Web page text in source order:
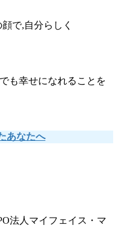
で,自分らしく
も幸せになれることを
あなたへ
法人マイフェイス・マ